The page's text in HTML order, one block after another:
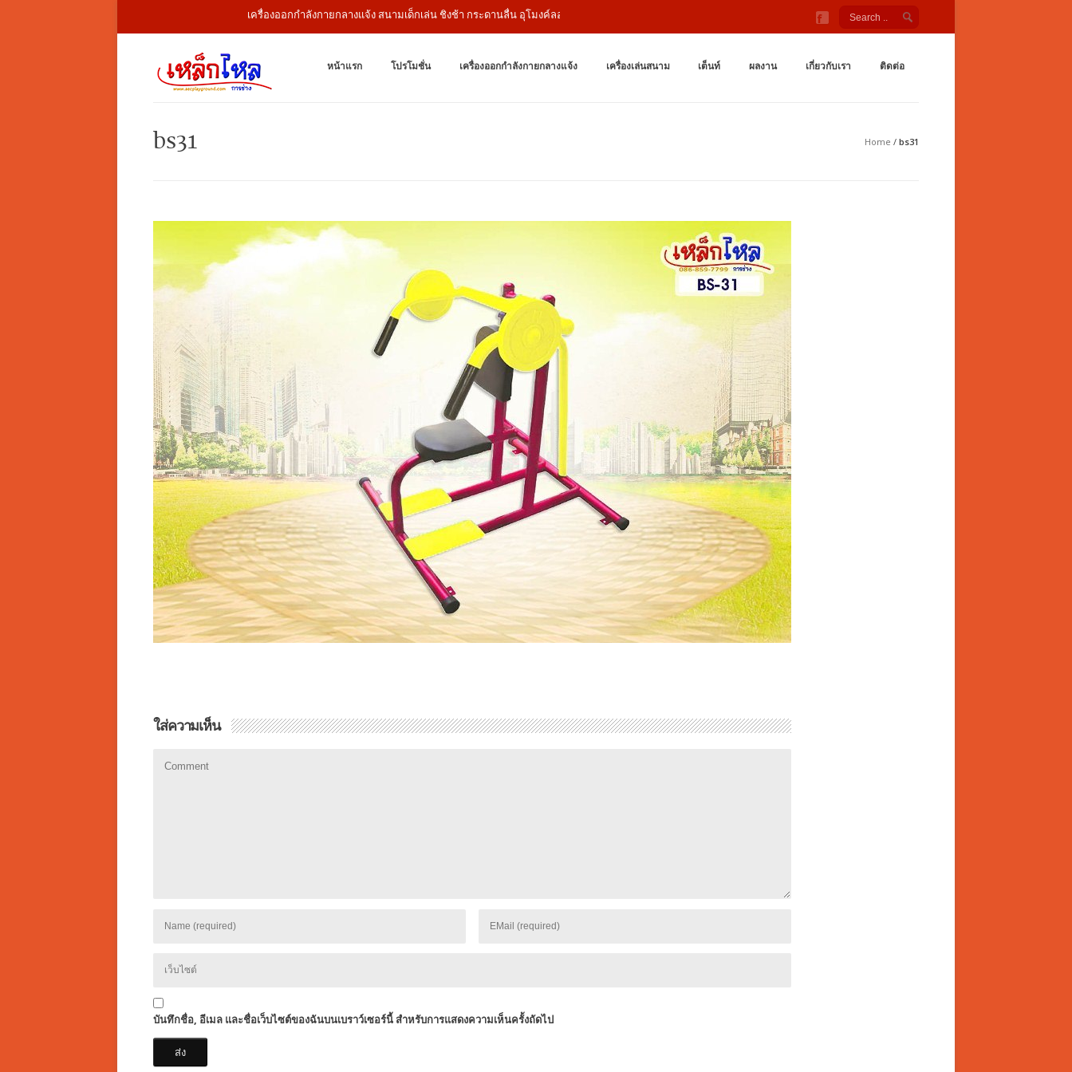
เครื่องออกกำลังกายกลางแจ้ง สนามเด็กเล่น ชิงช้า กระดานลื่น อุโมงค์ลอด
เครื่องออกกำลังกายกลางแจ้ง สนามเด็กเล่น ชิงช้า กระดานลื่น อุโมงค์ลอด เ
ผู้ผลิตเครื่องออกกำลังกายกลางเเจ้ง ราคาถูกจากโรงงาน สนามเด็กเล่น กระดานลื่น สไลเดอร์ ชิง
หน้าแรก โปรโมชั่น เครื่องออกกำลังกายกลางแจ้ง เครื่องเล่นสนาม เต็นท์ ผลงาน เกี่ยวกับเรา ติดต่อ
bs31 Home / bs31
ใส่ความเห็น
บันทึกชื่อ, อีเมล และชื่อเว็บไซต์ของฉันบนเบราว์เซอร์นี้ สำหรับการแสดงความเห็นครั้งถัดไป